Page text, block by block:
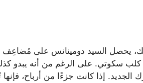
يحصل السيد دومينانس على مُضاعِف
سكوتي. على الرغم من أنه يبدو